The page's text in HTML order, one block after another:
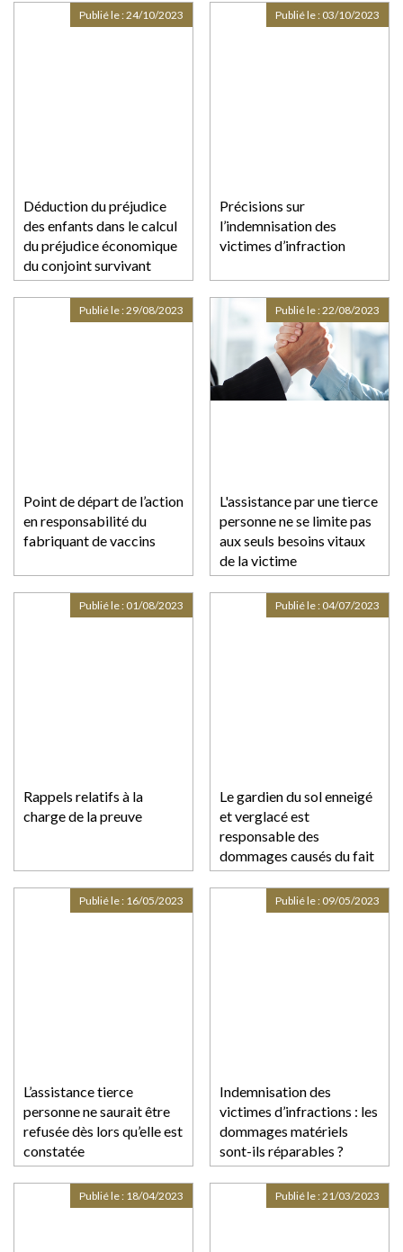
européenne des droits de
l’homme
Déduction du préjudice
des enfants dans le calcul
du préjudice économique
du conjoint survivant
Publié le :24/10/2023
Précisions sur
l’indemnisation des
victimes d’infraction
Publié le : 03/10/2023
Point de départ de l’action
en responsabilité du
fabriquant de vaccins
Publié le :29/08/2023
L'assistance par une tierce
personne ne se limite pas
aux seuls besoins vitaux
de la victime
Publié le :22/08/2023
Rappels relatifs à la
charge de la preuve
Publié le : 01/08/2023
Le gardien du sol enneigé
et verglacé est
responsable des
dommages causés du fait
d’un état de dangerosité
anormal au regard de sa
destination
Publié le : 04/07/2023
L’assistance tierce
personne ne saurait être
refusée dès lors qu’elle est
constatée
Publié le : 16/05/2023
Indemnisation des
victimes d’infractions : les
dommages matériels
sont-ils réparables ?
Publié le : 09/05/2023
Publié le : 18/04/2023 Publié le :21/03/2023